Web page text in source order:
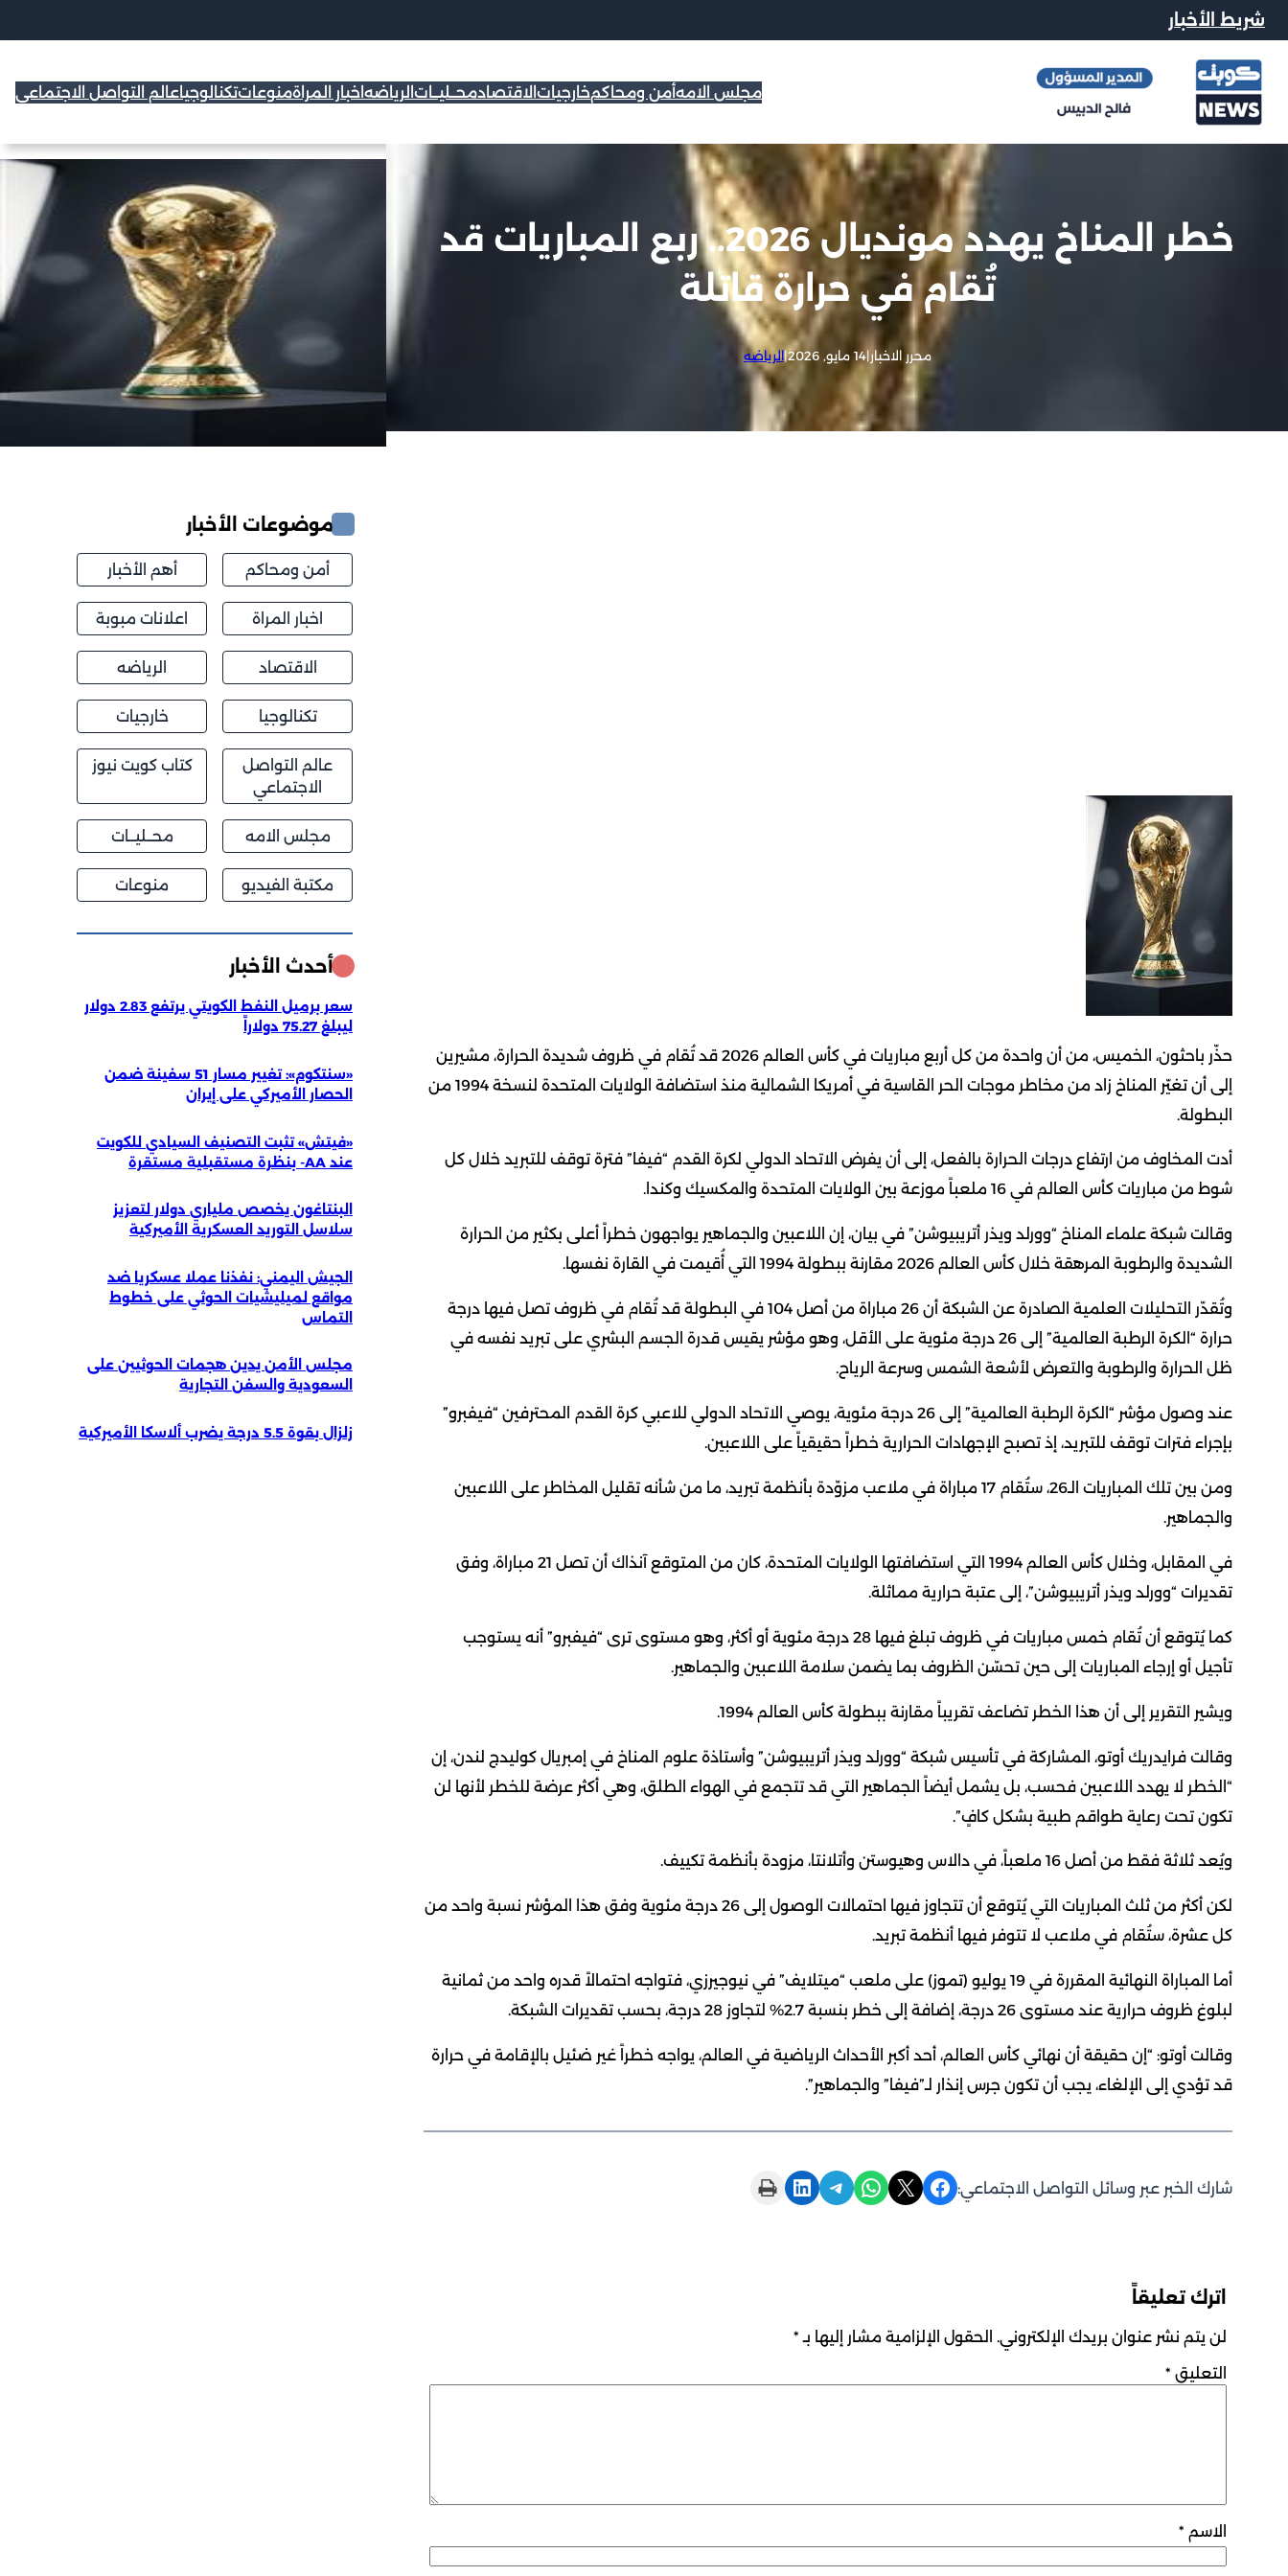
شريط الأخبار
مجلس الامهأمن ومحاكمخارجيات الاقتصادمحــليــات الرياضه اخبار المراةمنوعاتتكنالوجياعالم التواصل الاجتماعي
خطر المناخ يهدد مونديال 2026.. ربع المباريات قد
تُقام في حرارة قاتلة
محرر الاخبار|14 مايو, 2026 |الرياضه
حذّر باحثون، الخميس، من أن واحدة من كل أربع مباريات في كأس العالم 2026 قد تُقام في ظروف شديدة الحرارة، مشيرين
إلى أن تغيّر المناخ زاد من مخاطر موجات الحر القاسية في أمريكا الشمالية منذ استضافة الولايات المتحدة لنسخة 1994 من
البطولة.
أدت المخاوف من ارتفاع درجات الحرارة بالفعل، إلى أن يفرض الاتحاد الدولي لكرة القدم “فيفا” فترة توقف للتبريد خلال كل
شوط من مباريات كأس العالم في 16 ملعباً موزعة بين الولايات المتحدة والمكسيك وكندا.
وقالت شبكة علماء المناخ “وورلد ويذر أتريبيوشن” في بيان، إن اللاعبين والجماهير يواجهون خطراً أعلى بكثير من الحرارة
الشديدة والرطوبة المرهقة خلال كأس العالم 2026 مقارنة ببطولة 1994 التي أُقيمت في القارة نفسها.
وتُقدّر التحليلات العلمية الصادرة عن الشبكة أن 26 مباراة من أصل 104 في البطولة قد تُقام في ظروف تصل فيها درجة
حرارة “الكرة الرطبة العالمية” إلى 26 درجة مئوية على الأقل، وهو مؤشر يقيس قدرة الجسم البشري على تبريد نفسه في
ظل الحرارة والرطوبة والتعرض لأشعة الشمس وسرعة الرياح.
عند وصول مؤشر “الكرة الرطبة العالمية” إلى 26 درجة مئوية، يوصي الاتحاد الدولي للاعبي كرة القدم المحترفين “فيفبرو”
بإجراء فترات توقف للتبريد، إذ تصبح الإجهادات الحرارية خطراً حقيقياً على اللاعبين.
ومن بين تلك المباريات الـ26، ستُقام 17 مباراة في ملاعب مزوّدة بأنظمة تبريد، ما من شأنه تقليل المخاطر على اللاعبين
والجماهير.
في المقابل، وخلال كأس العالم 1994 التي استضافتها الولايات المتحدة، كان من المتوقع آنذاك أن تصل 21 مباراة، وفق
تقديرات “وورلد ويذر أتريبيوشن”، إلى عتبة حرارية مماثلة.
كما يُتوقع أن تُقام خمس مباريات في ظروف تبلغ فيها 28 درجة مئوية أو أكثر، وهو مستوى ترى “فيفبرو” أنه يستوجب
تأجيل أو إرجاء المباريات إلى حين تحسّن الظروف بما يضمن سلامة اللاعبين والجماهير.
ويشير التقرير إلى أن هذا الخطر تضاعف تقريباً مقارنة ببطولة كأس العالم 1994.
وقالت فرايدريك أوتو، المشاركة في تأسيس شبكة “وورلد ويذر أتريبيوشن” وأستاذة علوم المناخ في إمبريال كوليدج لندن، إن
“الخطر لا يهدد اللاعبين فحسب، بل يشمل أيضاً الجماهير التي قد تتجمع في الهواء الطلق، وهي أكثر عرضة للخطر لأنها لن
تكون تحت رعاية طواقم طبية بشكل كافٍ”.
ويُعد ثلاثة فقط من أصل 16 ملعباً، في دالاس وهيوستن وأتلانتا، مزودة بأنظمة تكييف.
لكن أكثر من ثلث المباريات التي يُتوقع أن تتجاوز فيها احتمالات الوصول إلى 26 درجة مئوية وفق هذا المؤشر نسبة واحد من
كل عشرة، ستُقام في ملاعب لا تتوفر فيها أنظمة تبريد.
أما المباراة النهائية المقررة في 19 يوليو (تموز) على ملعب “ميتلايف” في نيوجيرزي، فتواجه احتمالاً قدره واحد من ثمانية
لبلوغ ظروف حرارية عند مستوى 26 درجة، إضافة إلى خطر بنسبة 2.7% لتجاوز 28 درجة، بحسب تقديرات الشبكة.
وقالت أوتو: “إن حقيقة أن نهائي كأس العالم، أحد أكبر الأحداث الرياضية في العالم، يواجه خطراً غير ضئيل بالإقامة في حرارة
قد تؤدي إلى الإلغاء، يجب أن تكون جرس إنذار لـ”فيفا” والجماهير”.
شارك الخبر عبر وسائل التواصل الاجتماعي: Share on Facebook
Share on X
Share on WhatsApp
Share on Telegram
Share on LinkedIn
Print this Page
اترك تعليقاً
لن يتم نشر عنوان بريدك الإلكتروني. الحقول الإلزامية مشار إليها بـ *
التعليق *
الاسم *
موضوعات الأخبار
أمن ومحاكم أهم الأخبار
اخبار المراة اعلانات مبوبة
الاقتصاد الرياضه
تكنالوجيا خارجيات
عالم التواصل
الاجتماعي
كتاب كويت نيوز
مجلس الامه محــليــات
مكتبة الفيديو منوعات
أحدث الأخبار
سعر برميل النفط الكويتي يرتفع 2.83 دولار
ليبلغ 75.27 دولاراً
«سنتكوم»: تغيير مسار 51 سفينة ضمن
الحصار الأميركي على إيران
«فيتش» تثبت التصنيف السيادي للكويت
عند AA- بنظرة مستقبلية مستقرة
البنتاغون يخصص ملياري دولار لتعزيز
سلاسل التوريد العسكرية الأميركية
الجيش اليمني: نفذنا عملا عسكريا ضد
مواقع لميليشيات الحوثي على خطوط
التماس
مجلس الأمن يدين هجمات الحوثيين على
السعودية والسفن التجارية
زلزال بقوة 5.5 درجة يضرب ألاسكا الأميركية